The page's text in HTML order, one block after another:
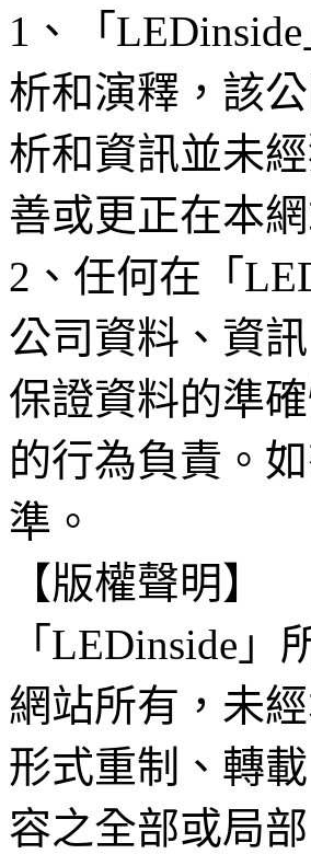
1、「
析和演釋，該
析和資訊並未
善或更正在本
2、任何在「
公司資料、資
保證資料的準
的行為負責。
準。
【版權聲明】
「LEDinside
網站所有，未
形式重制、轉
容之全部或局